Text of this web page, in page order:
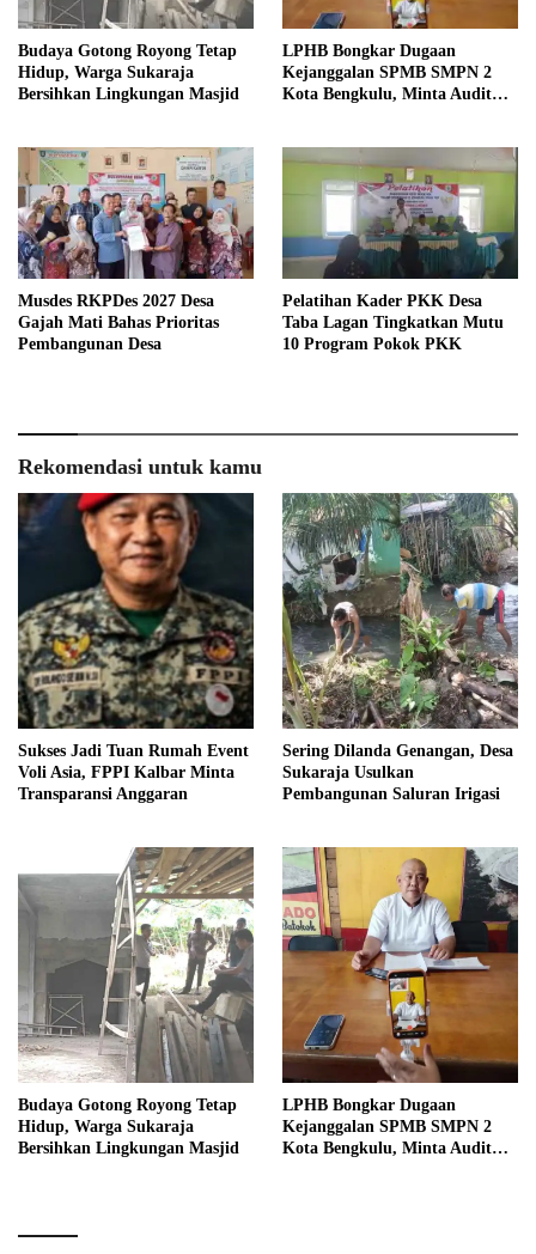
Budaya Gotong Royong Tetap
Hidup, Warga Sukaraja
Bersihkan Lingkungan Masjid
LPHB Bongkar Dugaan
Kejanggalan SPMB SMPN 2
Kota Bengkulu, Minta Audit
Musdes RKPDes 2027 Desa
Gajah Mati Bahas Prioritas
Pembangunan Desa
Pelatihan Kader PKK Desa
Taba Lagan Tingkatkan Mutu
10 Program Pokok PKK
Rekomendasi untuk kamu
Sukses Jadi Tuan Rumah Event
Voli Asia, FPPI Kalbar Minta
Transparansi Anggaran
Sering Dilanda Genangan, Desa
Sukaraja Usulkan
Pembangunan Saluran Irigasi
Budaya Gotong Royong Tetap
Hidup, Warga Sukaraja
Bersihkan Lingkungan Masjid
LPHB Bongkar Dugaan
Kejanggalan SPMB SMPN 2
Kota Bengkulu, Minta Audit